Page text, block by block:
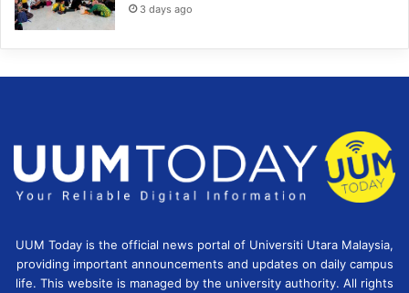
3 days ago
UUM Today is the official news portal of Universiti Utara Malaysia,
providing important announcements and updates on daily campus
life. This website is managed by the university authority. All rights